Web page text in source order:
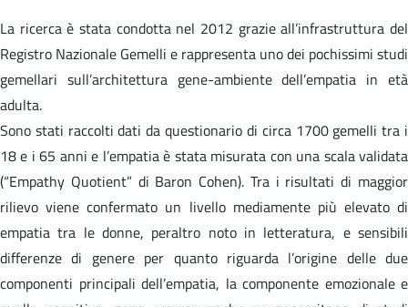
La ricerca è stata condotta nel 2012 grazie all’infrastruttura del
Registro Nazionale Gemelli e rappresenta uno dei pochissimi studi
gemellari sull’architettura gene-ambiente dell’empatia in età
adulta.
Sono stati raccolti dati da questionario di circa 1700 gemelli tra i
18 e i 65 anni e l’empatia è stata misurata con una scala validata
(“Empathy Quotient” di Baron Cohen). Tra i risultati di maggior
rilievo viene confermato un livello mediamente più elevato di
empatia tra le donne, peraltro noto in letteratura, e sensibili
differenze di genere per quanto riguarda l’origine delle due
componenti principali dell’empatia, la componente emozionale e